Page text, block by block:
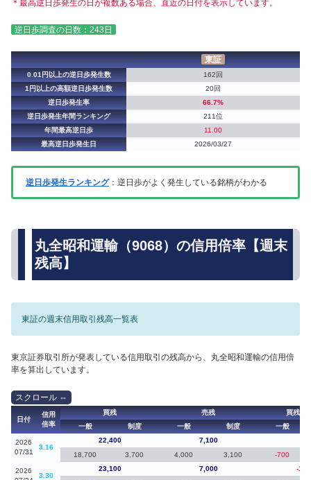
＊最高逆日歩発生の日が複数ある場合、直近の日付を表示しています。
逆日歩調査の日数：243日
東証
0.01円以上の逆日歩発生数
162回
1円以上の高額逆日歩発生数
20回
逆日歩発生率
66.7%
逆日歩発生年間ランキング
211位
年間最高逆日歩
11.00
最高逆日歩発生日
2026/03/27
逆日歩発生ランキング：逆日歩がよく発生している銘柄がわかる
丸全昭和運輸（9068）の信用倍率【週末
残高】
東証の週末信用取引残高一覧表
東京証券取引所が発表している信用取引の残高から、丸全昭和運輸の信用倍
率を算出しています。
日付
信用
倍率
買残 売残
買残（
一般
制度 一般 制度 一般
2026
07/31
3.16
22,400 7,100
18,700
3,700 4,000 3,100 -700
2026
3.30
23,100 7,000
-